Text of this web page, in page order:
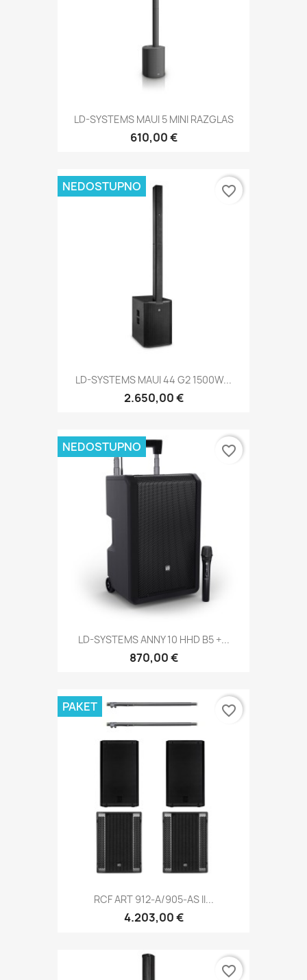
LD-SYSTEMS MAUI 5 MINI RAZGLAS
610,00 €
LD-SYSTEMS MAUI 44 G2 1500W...
2.650,00 €
NEDOSTUPNO favorite_border
LD-SYSTEMS ANNY 10 HHD B5 +...
870,00 €
NEDOSTUPNO favorite_border
RCF ART 912-A/905-AS II...
4.203,00 €
PAKET favorite_border
favorite_border